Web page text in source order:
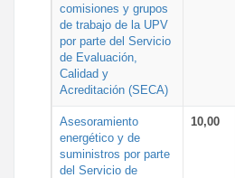
comisiones y grupos
de trabajo de la UPV
por parte del Servicio
de Evaluación,
Calidad y
Acreditación (SECA)
Asesoramiento
energético y de
suministros por parte
del Servicio de
10,00